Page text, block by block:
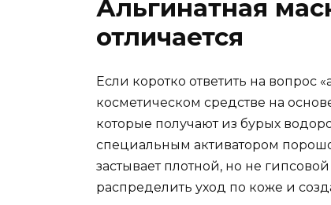
Альгинатная
отличается
Если коротко ответить на вопрос
косметическом средстве на
которые получают из бурых
специальным активатором
застывает плотной, но не
распределить уход по коже и